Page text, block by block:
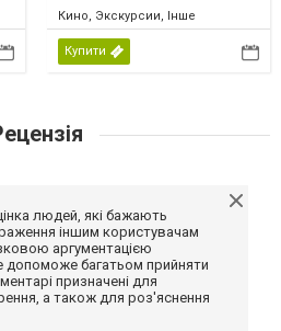
Кино, Экскурсии, Інше
Купити
людей, які бажають
іншим користувачам
аргументацією
допоможе багатьом прийняти
призначені для
а також для роз'яснення